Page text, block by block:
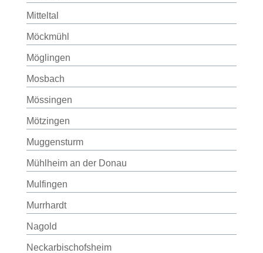
Mitteltal
Möckmühl
Möglingen
Mosbach
Mössingen
Mötzingen
Muggensturm
Mühlheim an der Donau
Mulfingen
Murrhardt
Nagold
Neckarbischofsheim